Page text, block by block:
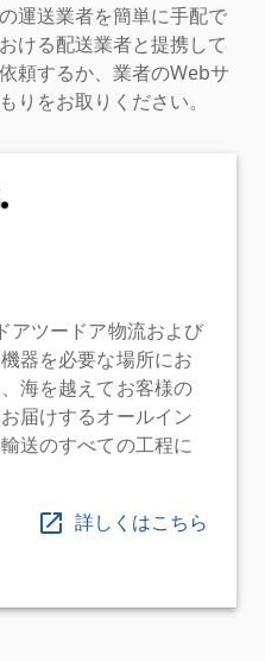
運送業者を簡単に手配で
ける配送業者と提携して
頼するか、業者のWebサ
りをお取りください。
アツードア物流および
器を必要な場所にお
海を越えてお客様の
届けするオールイン
送のすべての工程に
詳しくはこちら